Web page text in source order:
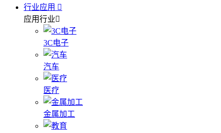
行业应用
应用行业
3C电子
汽车
医疗
金属加工